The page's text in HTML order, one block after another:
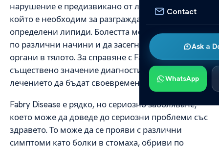
Contact
Ask a
WhatsApp
нарушение е предизвикано от липса на ензим,
който е необходим за разграждането на
определени липиди. Болестта може да се прояви
по различни начини и да засегне различни
органи в тялото. За справяне с Fabry Disease е от
съществено значение диагностиката и
лечението да бъдат своевременни.
Fabry Disease е рядко, но сериозно заболяване,
което може да доведе до сериозни проблеми със
здравето. То може да се прояви с различни
симптоми като болки в стомаха, обриви по